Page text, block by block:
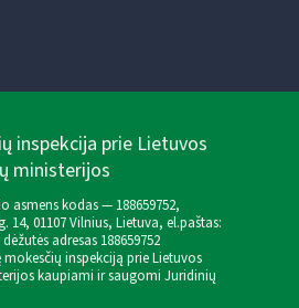
inspekcija prie Lietuvos
ministerijos
asmens kodas — 188659752,
14, 01107 Vilnius, Lietuva, el.paštas:
adresas 188659752
inspekciją prie Lietuvos
kaupiami ir saugomi Juridinių